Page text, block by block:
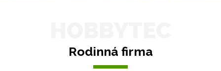
Rodinná firma